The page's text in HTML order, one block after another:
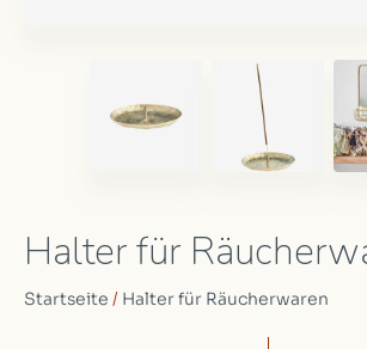
Halter für
Startseite / Halter für Räucherwaren